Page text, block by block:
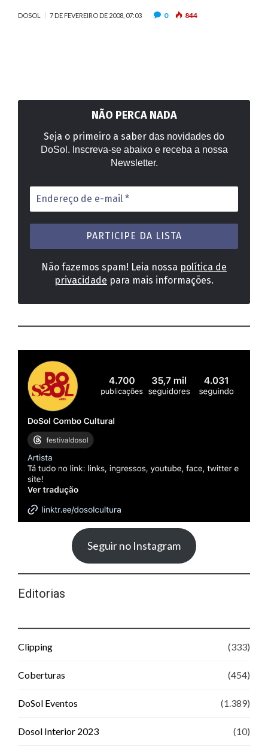
DOSOL 7 DE FEVEREIRO DE 2008, 07:03 0 844
NÃO PERCA NADA
Seja o primeiro a saber das novidades do
DoSol. Inscreva-se abaixo e receba a nossa
Newsletter.
Endereço
de
e-
mail
Não fazemos spam! Leia nossa política de
privacidade para mais informações.
Seguir no Instagram
Editorias
Clipping (333)
Coberturas (454)
DoSol Eventos (1.389)
Dosol Interior 2023 (10)